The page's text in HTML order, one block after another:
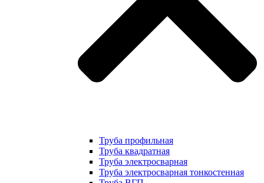
Труба профильная
Труба квадратная
Труба электросварная
Труба электросварная тонкостенная